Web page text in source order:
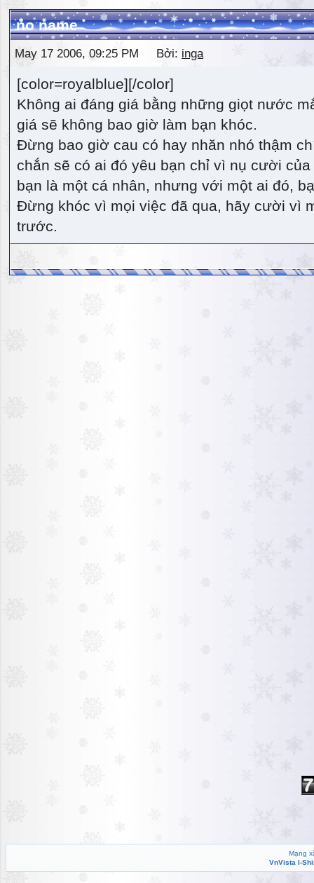
no name
May 17 2006, 09:25 PM Bởi: inga
[color=royalblue][/color]
Không ai đáng giá bằng những giọt nước
giá sẽ không bao giờ làm bạn khóc.
Đừng bao giờ cau có hay nhăn nhó thậm
chắn sẽ có ai đó yêu bạn chỉ vì nụ cười
bạn là một cá nhân, nhưng với một ai đó,
Đừng khóc vì mọi việc đã qua, hãy cười vì
trước.
Mạng
VnVista I-